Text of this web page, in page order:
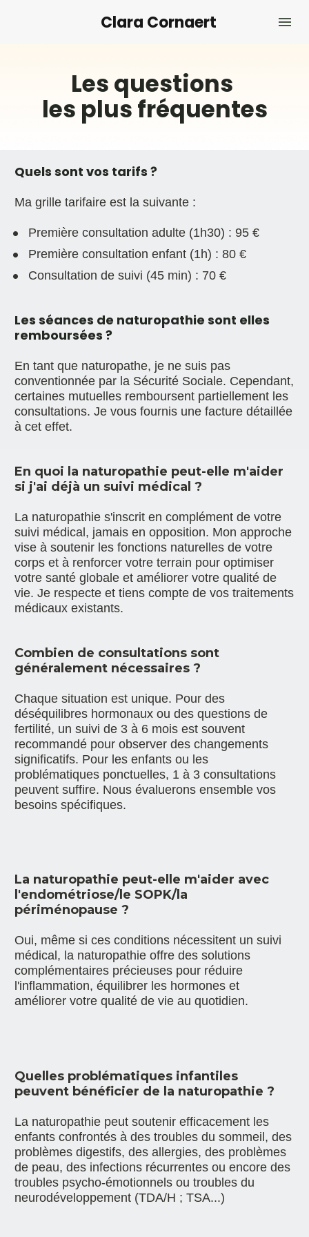
Clara Cornaert
Les questions
les plus fréquentes
Quels sont vos tarifs ?
Ma grille tarifaire est la suivante :
Première consultation adulte (1h30) : 95 €
Première consultation enfant (1h) : 80 €
Consultation de suivi (45 min) : 70 €
Les séances de naturopathie sont elles
remboursées ?
En tant que naturopathe, je ne suis pas
conventionnée par la Sécurité Sociale. Cependant,
certaines mutuelles remboursent partiellement les
consultations. Je vous fournis une facture détaillée
à cet effet.
En quoi la naturopathie peut-elle m'aider
si j'ai déjà un suivi médical ?
La naturopathie s'inscrit en complément de votre
suivi médical, jamais en opposition. Mon approche
vise à soutenir les fonctions naturelles de votre
corps et à renforcer votre terrain pour optimiser
votre santé globale et améliorer votre qualité de
vie. Je respecte et tiens compte de vos traitements
médicaux existants.
Combien de consultations sont
généralement nécessaires ?
Chaque situation est unique. Pour des
déséquilibres hormonaux ou des questions de
fertilité, un suivi de 3 à 6 mois est souvent
recommandé pour observer des changements
significatifs. Pour les enfants ou les
problématiques ponctuelles, 1 à 3 consultations
peuvent suffire. Nous évaluerons ensemble vos
besoins spécifiques.
La naturopathie peut-elle m'aider avec
l'endométriose/le SOPK/la
périménopause ?
Oui, même si ces conditions nécessitent un suivi
médical, la naturopathie offre des solutions
complémentaires précieuses pour réduire
l'inflammation, équilibrer les hormones et
améliorer votre qualité de vie au quotidien.
Quelles problématiques infantiles
peuvent bénéficier de la naturopathie ?
La naturopathie peut soutenir efficacement les
enfants confrontés à des troubles du sommeil, des
problèmes digestifs, des allergies, des problèmes
de peau, des infections récurrentes ou encore des
troubles psycho-émotionnels ou troubles du
neurodéveloppement (TDA/H ; TSA...)